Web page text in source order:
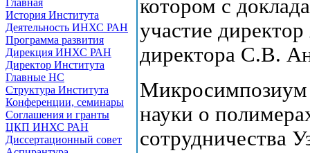
Главная
История Института
Деятельность ИНХС РАН
Программа развития
Дирекция ИНХС РАН
Директор Института
Главные НС
Структура Института
Конференции, семинары
Соглашения и гранты
ЦКП ИНХС РАН
Диссертационный совет
котором с
участие
директора С.В.
Микросимпозиум
науки о
сотрудничества